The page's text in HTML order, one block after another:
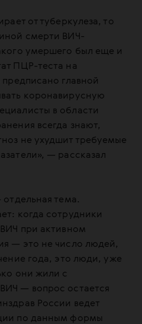
от туберкулеза, то
смерти ВИЧ-
умершего был еще и
ПЦР-теста на
главной
коронавирусную
в области
всегда знают,
не ухудшит требуемые
— рассказал
отдельная тема.
когда сотрудники
при активном
— это не число людей,
года, это люди, уже
они жили с
— вопрос остается
России ведет
по данным формы